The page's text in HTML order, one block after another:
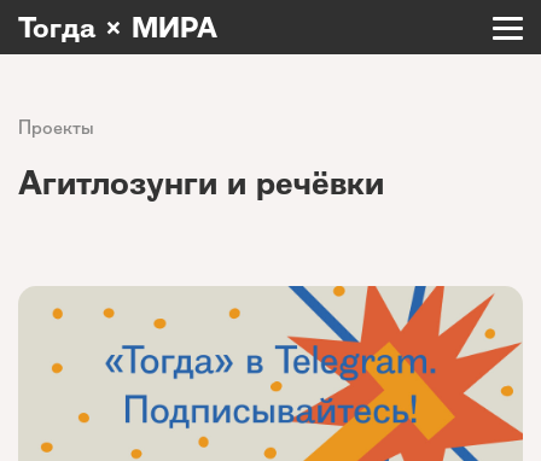
Тогда × МИРА
Проекты
Агитлозунги и речёвки